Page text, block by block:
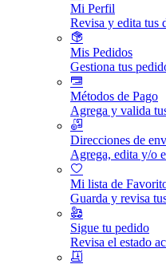
Mi Perfil
Revisa y edita tus
Mis Pedidos
Gestiona tus
Métodos de Pago
Agrega y valida
Direcciones de
Agrega, edita y/o
Mi lista de
Guarda y revisa
Sigue tu pedido
Revisa el estado